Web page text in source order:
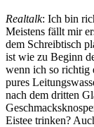
Realtalk: Ich bin
Meistens fällt mir
dem Schreibtisch
ist wie zu Beginn
wenn ich so richtig
pures
nach dem dritten
Eistee trinken?